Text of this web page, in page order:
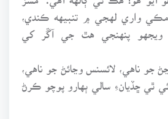
واري لهجي ۾ تنبيهه ڪندي،
ويجهو پنهنجي هٿ جي آڱر کي
جو ناهي، لائسنس وڃائڻ جو ناهي،
ٿي ڇڏيانءِ سالي ٻهارو پوچو ڪرڻ